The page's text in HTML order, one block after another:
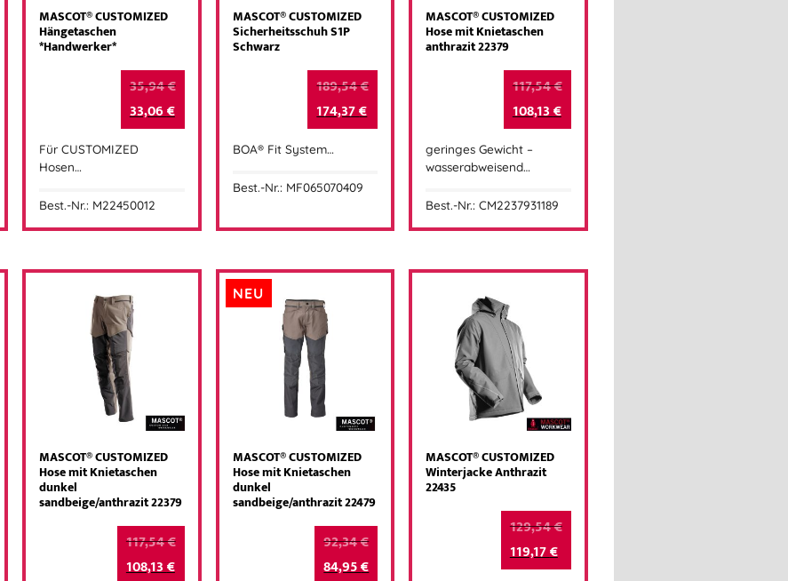
MASCOT® CUSTOMIZED
Hängetaschen
*Handwerker*
35,94€
33,06€
Für CUSTOMIZED
Hosen…
Best.-Nr.: M22450012
MASCOT® CUSTOMIZED
Sicherheitsschuh S1P
Schwarz
189,54€
174,37€
BOA® Fit System…
Best.-Nr.: MF065070409
MASCOT® CUSTOMIZED
Hose mit Knietaschen
anthrazit 22379
117,54€
108,13€
geringes Gewicht –
wasserabweisend…
Best.-Nr.: CM2237931189
MASCOT® CUSTOMIZED
Hose mit Knietaschen
dunkel
sandbeige/anthrazit 22379
117,54€
108,13€
NEU
MASCOT® CUSTOMIZED
Hose mit Knietaschen
dunkel
sandbeige/anthrazit 22479
92,34€
84,95€
MASCOT® CUSTOMIZED
Winterjacke Anthrazit
22435
129,54€
119,17€